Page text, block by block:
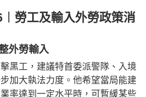
勞工及輸入外勞政策消
外勞輸入
黑工，建議特首委派警隊、入境
加大執法力度。他希望當局能建
率達到一定水平時，可暫緩某些